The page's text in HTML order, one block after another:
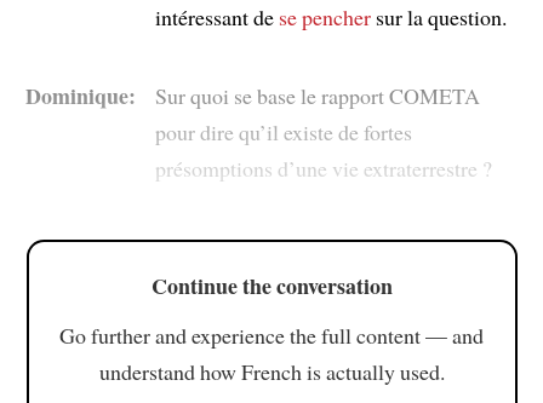
intéressant de se penchersur la question.
Dominique:
Sur quoi se base le rapport COMETA
pour dire qu’il existe de fortes
présomptions d’une vie extraterrestre ?
Continue the conversation
Go further and experience the full content — and
understand how French is actually used.